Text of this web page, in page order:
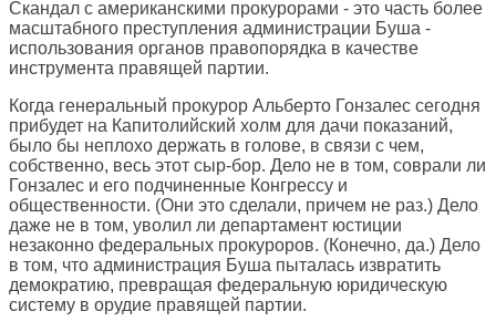
Скандал с американскими прокурорами - это часть более
масштабного преступления администрации Буша -
использования органов правопорядка в качестве
инструмента правящей партии.
Когда генеральный прокурор Альберто Гонзалес сегодня
прибудет на Капитолийский холм для дачи показаний,
было бы неплохо держать в голове, в связи с чем,
собственно, весь этот сыр-бор. Дело не в том, соврали ли
Гонзалес и его подчиненные Конгрессу и
общественности. (Они это сделали, причем не раз.) Дело
даже не в том, уволил ли департамент юстиции
незаконно федеральных прокуроров. (Конечно, да.) Дело
в том, что администрация Буша пыталась извратить
демократию, превращая федеральную юридическую
систему в орудие правящей партии.